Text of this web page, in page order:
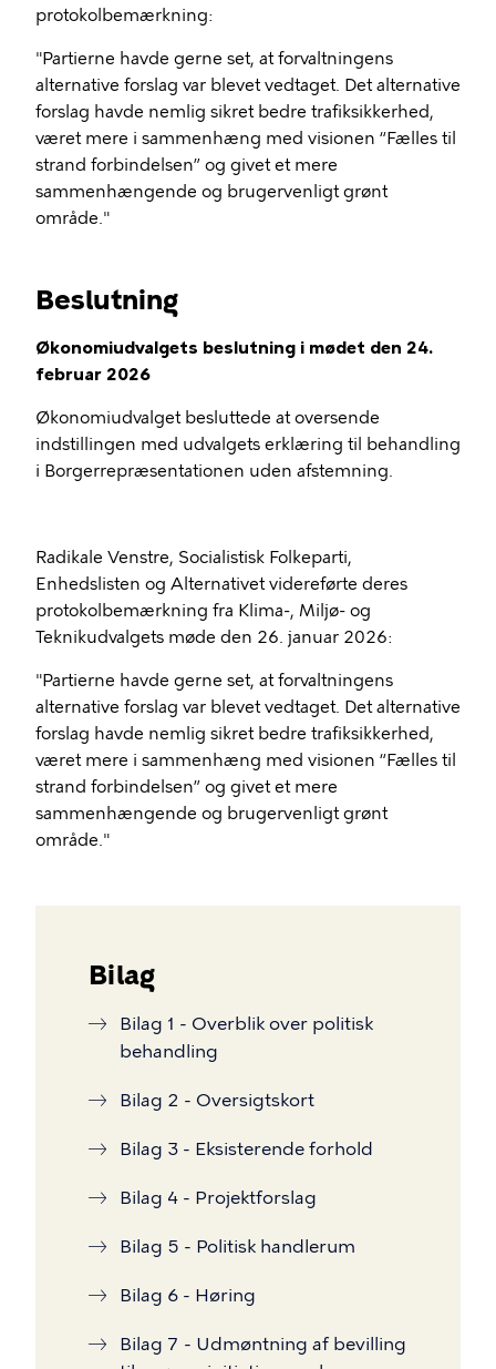
protokolbemærkning:
"Partierne havde gerne set, at forvaltningens
alternative forslag var blevet vedtaget. Det alternative
forslag havde nemlig sikret bedre trafiksikkerhed,
været mere i sammenhæng med visionen “Fælles til
strand forbindelsen” og givet et mere
sammenhængende og brugervenligt grønt
område."
Beslutning
Økonomiudvalgets beslutning i mødet den 24.
februar 2026
Økonomiudvalget besluttede at oversende
indstillingen med udvalgets erklæring til behandling
i Borgerrepræsentationen uden afstemning.
Radikale Venstre, Socialistisk Folkeparti,
Enhedslisten og Alternativet videreførte deres
protokolbemærkning fra Klima-, Miljø- og
Teknikudvalgets møde den 26. januar 2026:
"Partierne havde gerne set, at forvaltningens
alternative forslag var blevet vedtaget. Det alternative
forslag havde nemlig sikret bedre trafiksikkerhed,
været mere i sammenhæng med visionen “Fælles til
strand forbindelsen” og givet et mere
sammenhængende og brugervenligt grønt
område."
Bilag
Bilag 1 - Overblik over politisk
behandling
Bilag 2 - Oversigtskort
Bilag 3 - Eksisterende forhold
Bilag 4 - Projektforslag
Bilag 5 - Politisk handlerum
Bilag 6 - Høring
Bilag 7 - Udmøntning af bevilling